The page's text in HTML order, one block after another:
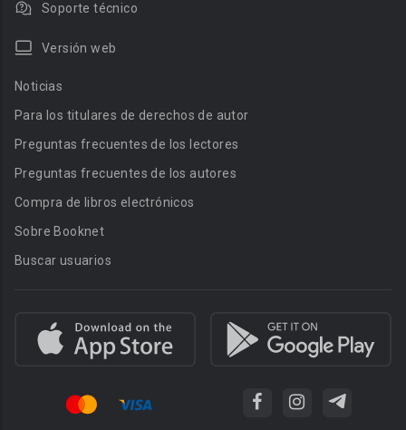
Soporte técnico
Versión web
Noticias
Para los titulares de derechos de autor
Preguntas frecuentes de los lectores
Preguntas frecuentes de los autores
Compra de libros electrónicos
Sobre Booknet
Buscar usuarios